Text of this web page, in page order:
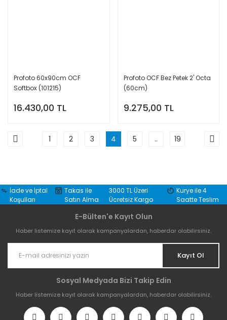
Profoto 60x90cm OCF
Softbox (101215)
16.430,00 TL
Profoto OCF Bez Petek 2' Octa
(60cm)
9.275,00 TL
1 2 3 4 5 .. 19
İade ve İptal
Koşulları
Takas ile
Satın Alma
3000 TL Üzeri
Ücretsiz Kargo
Kurye ile 4
Saatte Teslim
E-Bülten'e Kayıt Olun
Haber listemize kayıt olarak kampanyalardan, haberdar olabilirsiniz.
Kayıt Ol
Sosyal Medyada Bizi Takip Edin
Haber listemize kayıt olarak kampanyalardan, haberdar olabilirsiniz.